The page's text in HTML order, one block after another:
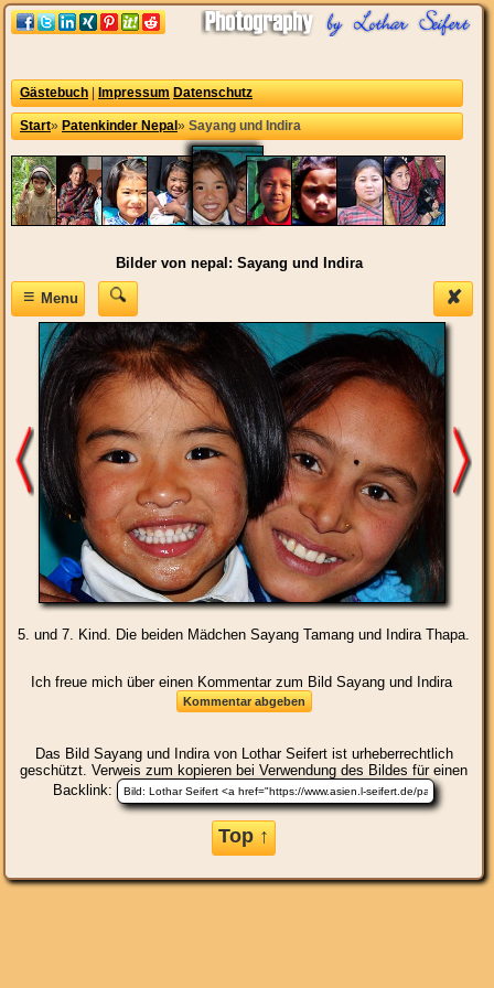
Gästebuch Impressum Datenschutz
Start» Patenkinder Nepal » Sayang und Indira
Bilder von nepal: Sayang und Indira
✘
≡Menu
5. und 7. Kind. Die beiden Mädchen Sayang Tamang und Indira Thapa.
Ich freue mich über einen Kommentar zum Bild Sayang und Indira
Das Bild Sayang und Indiravon Lothar Seifert ist urheberrechtlich
geschützt. Verweis zum kopieren bei Verwendung des Bildes für einen
Backlink:
Top ↑